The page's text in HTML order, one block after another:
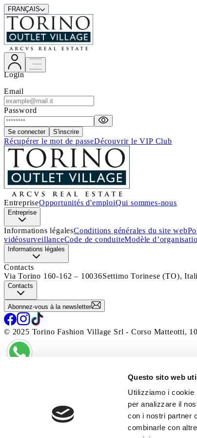
Questo sito web
Utilizziamo i cookie
per analizzare il
con i nostri partner
combinarle con
FRANÇAIS
Login
Email
Password
Se connecter S'inscrire
Récupérer le mot de passeDécouvrir le VIP Club
EntrepriseOpportunités d'emploiQui sommes-nous
Entreprise
Informations légalesConditions générales du site web
vidéosurveillanceCode de conduiteModèle
Informations légales
Contacts
Via Torino 160-162 – 10036Settimo Torinese (TO),
Contacts
Abonnez-vous à la newsletter
© 2025 Torino Fashion Village Srl - Corso Matteotti,